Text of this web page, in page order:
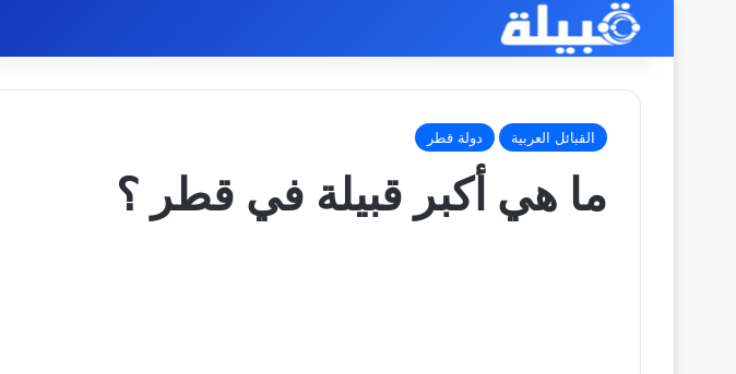
القبائل العربية دولة قطر
ما هي أكبر قبيلة في قطر ؟